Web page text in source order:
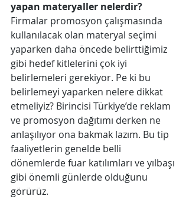
yapan materyaller nelerdir?
Firmalar promosyon çalışmasında
kullanılacak olan materyal seçimi
yaparken daha öncede belirttiğimiz
gibi hedef kitlelerini çok iyi
belirlemeleri gerekiyor. Pe ki bu
belirlemeyi yaparken nelere dikkat
etmeliyiz? Birincisi Türkiye’de reklam
ve promosyon dağıtımı derken ne
anlaşılıyor ona bakmak lazım. Bu tip
faaliyetlerin genelde belli
dönemlerde fuar katılımları ve yılbaşı
gibi önemli günlerde olduğunu
görürüz.